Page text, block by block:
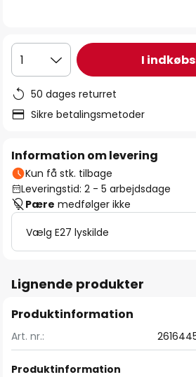
1 I
50 dages returret
Sikre betalingsmetoder
Information om levering
Kun få stk. tilbage
Leveringstid: 2 - 5 arbejdsdage
Pære medfølger ikke
Vælg E27 lyskilde
Lignende produkter
Produktinformation
Art. nr.:
Produktinformation